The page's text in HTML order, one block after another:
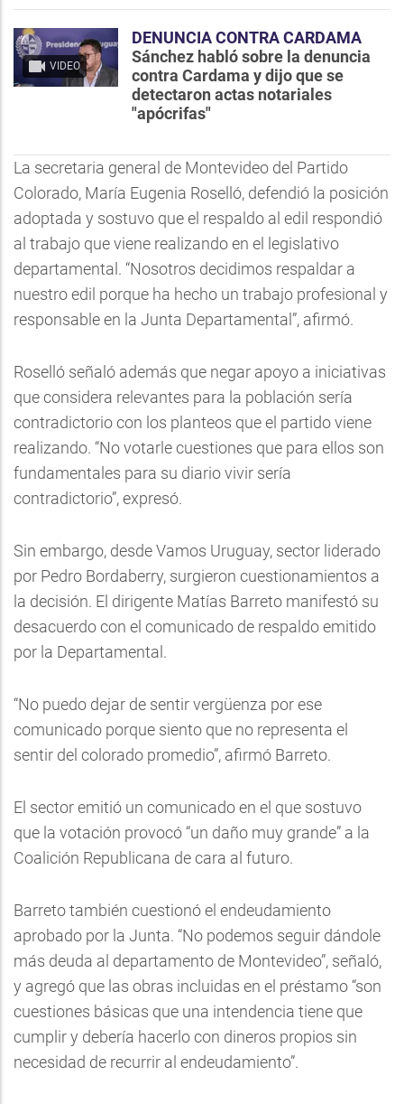
VIDEO
DENUNCIA CONTRA CARDAMA
Sánchez habló sobre la denuncia
contra Cardama y dijo que se
detectaron actas notariales
"apócrifas"
La secretaria general de Montevideo del Partido
Colorado, María Eugenia Roselló, defendió la posición
adoptada y sostuvo que el respaldo al edil respondió
al trabajo que viene realizando en el legislativo
departamental. “Nosotros decidimos respaldar a
nuestro edil porque ha hecho un trabajo profesional y
responsable en la Junta Departamental”, afirmó.
Roselló señaló además que negar apoyo a iniciativas
que considera relevantes para la población sería
contradictorio con los planteos que el partido viene
realizando. “No votarle cuestiones que para ellos son
fundamentales para su diario vivir sería
contradictorio”, expresó.
Sin embargo, desde Vamos Uruguay, sector liderado
por Pedro Bordaberry, surgieron cuestionamientos a
la decisión. El dirigente Matías Barreto manifestó su
desacuerdo con el comunicado de respaldo emitido
por la Departamental.
“No puedo dejar de sentir vergüenza por ese
comunicado porque siento que no representa el
sentir del colorado promedio”, afirmó Barreto.
El sector emitió un comunicado en el que sostuvo
que la votación provocó “un daño muy grande” a la
Coalición Republicana de cara al futuro.
Barreto también cuestionó el endeudamiento
aprobado por la Junta. “No podemos seguir dándole
más deuda al departamento de Montevideo”, señaló,
y agregó que las obras incluidas en el préstamo “son
cuestiones básicas que una intendencia tiene que
cumplir y debería hacerlo con dineros propios sin
necesidad de recurrir al endeudamiento”.